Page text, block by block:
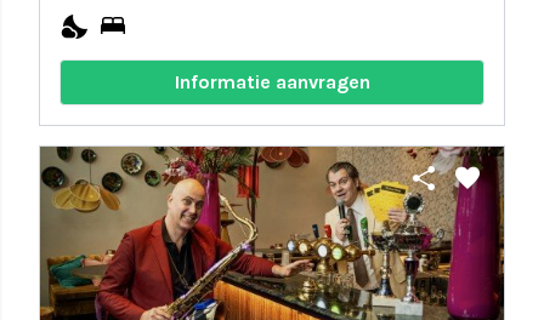
nights_stay bed
Informatie aanvragen
share favorite